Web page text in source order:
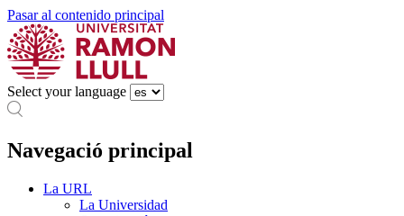
Pasar al contenido principal
Select your language
Navegació principal
La URL
La Universidad